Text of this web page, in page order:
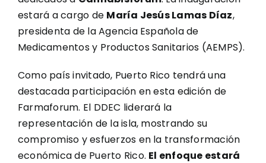
estará a cargo de María Jesús Lamas Díaz,
presidenta de la Agencia Española de
Medicamentos y Productos Sanitarios (AEMPS).
Como país invitado, Puerto Rico tendrá una
destacada participación en esta edición de
Farmaforum. El DDEC liderará la
representación de la isla, mostrando su
compromiso y esfuerzos en la transformación
económica de Puerto Rico. El enfoque estará